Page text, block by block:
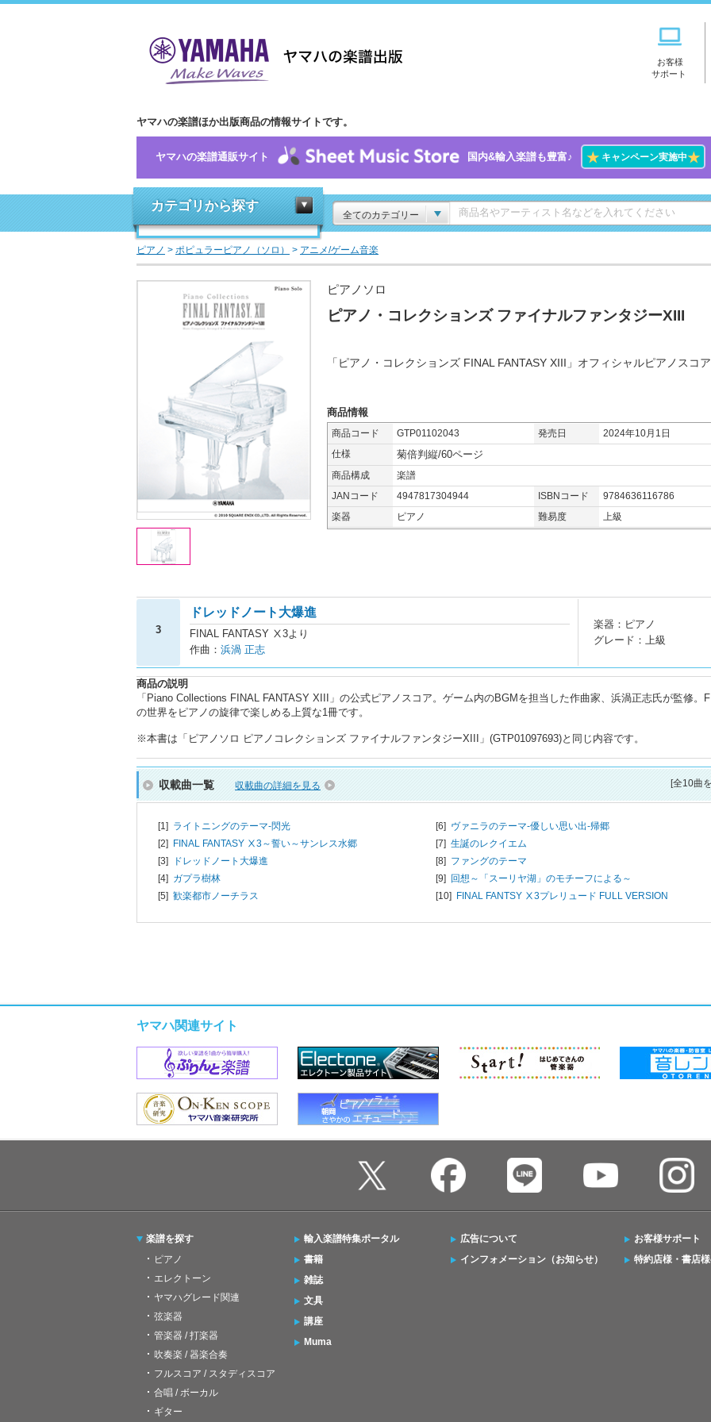
お客様
サポート
ヤマハの楽譜ほか出版商品の情報サイトです。
ヤマハの楽譜通販サイト 国内&輸入楽譜も豊富♪ ★キャンペーン実施中★
カテゴリから探す
全てのカテゴリー
ピアノ > ポピュラーピアノ（ソロ） > アニメ/ゲーム音楽
ピアノソロ
ピアノ・コレクションズ ファイナルファンタジーXIII
「ピアノ・コレクションズ FINAL FANTASY XIII」オフィシャルピアノスコ
商品情報
商品コード GTP01102043 発売日
2024年10月1日
仕様
菊倍判縦/60ページ
商品構成
楽譜
JANコード
4947817304944 ISBNコード
9784636116786
楽器
ピアノ 難易度 上級
3
ドレッドノート大爆進
FINAL FANTASY Ⅹ3より
作曲： 浜渦 正志
楽器：ピアノ
グレード：上級
商品の説明
「Piano Collections FINAL FANTASY XIII」の公式ピアノスコア。ゲーム内のBGMを担当した作曲家、浜渦正志氏が監修。
の世界をピアノの旋律で楽しめる上質な1冊です。
※本書は「ピアノソロ ピアノコレクションズ ファイナルファンタジーXIII」(GTP01097693)と同じ内容です。
収載曲一覧 収載曲の詳細を見る [全10曲
[1] ライトニングのテーマ-閃光
[2] FINAL FANTASY Ⅹ3～誓い～サンレス水郷
[3]
ドレッドノート大爆進
[4] ガプラ樹林
[5] 歓楽都市ノーチラス
[6] ヴァニラのテーマ-優しい思い出-帰郷
[7] 生誕のレクイエム
[8] ファングのテーマ
[9] 回想～「スーリヤ湖」のモチーフによる～
[10] FINAL FANTSY Ⅹ3プレリュード FULL VERSION
ヤマハ関連サイト
楽譜を探す
ピアノ
エレクトーン
ヤマハグレード関連
弦楽器
管楽器 / 打楽器
吹奏楽 / 器楽合奏
フルスコア / スタディスコア
合唱 / ボーカル
ギター
輸入楽譜特集ポータル
書籍
雑誌
文具
講座
Muma
広告について
インフォメーション（お知らせ）
お客様サポート
特約店様・書店